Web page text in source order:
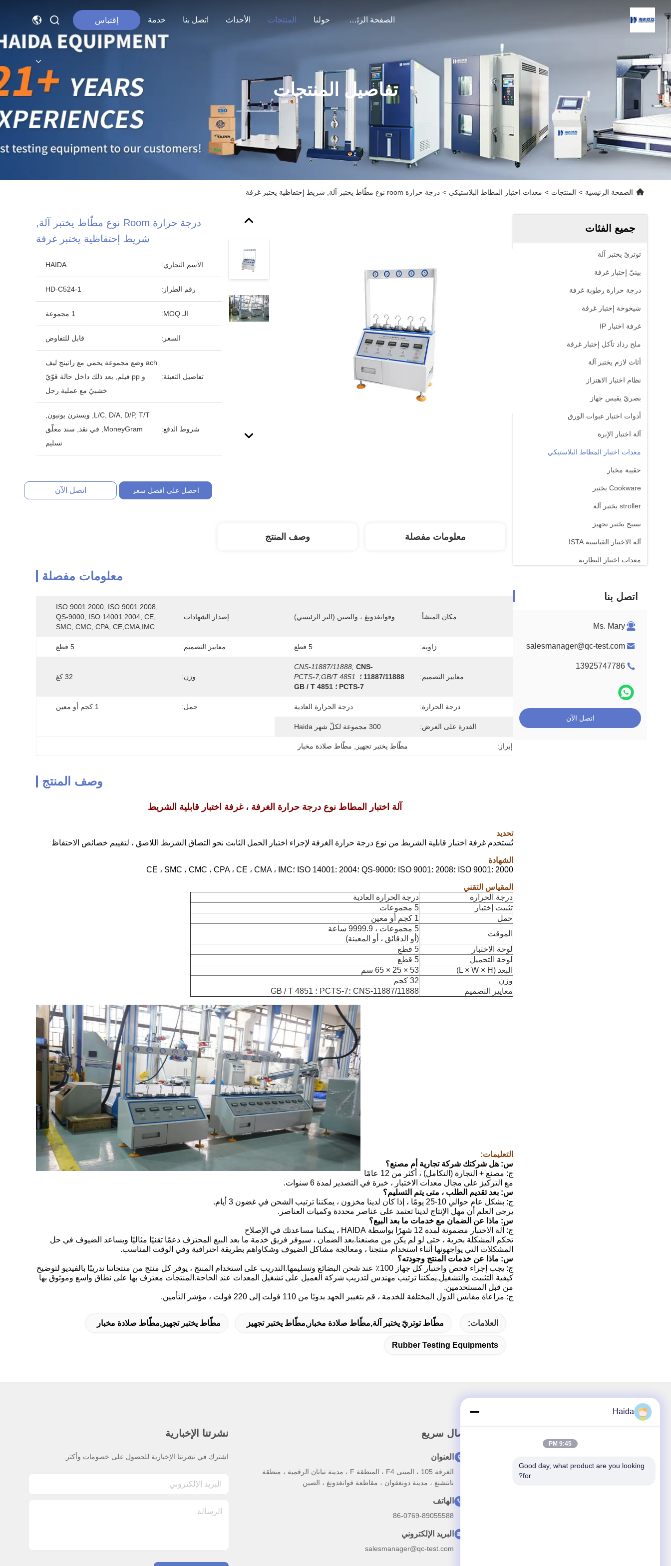
الصفحة الرئيسية حولنا المنتجات الأحداث اتصل بنا خدمة إقتباس
تفاصيل المنتجات
الصفحة الرئيسية > المنتجات > معدات اختبار المطاط البلاستيكي > درجة حرارة room نوع مطّاط يختبر آلة, شريط إحتفاظية يختبر غرفة
جميع الفئات
توتريّ يختبر آلة
بيئيّ إختبار غرفة
درجة حرارة رطوبة غرفة
شيخوخة إختبار غرفة
غرفة اختبار IP
ملح رذاذ تآكل إختبار غرفة
أثاث لازم يختبر آلة
نظام اختبار الاهتزاز
بصريّ يقيس جهاز
أدوات اختبار عبوات الورق
آلة اختبار الإبرة
معدات اختبار المطاط البلاستيكي
حقيبة مخبار
Cookware يختبر
stroller يختبر آلة
نسيج يختبر تجهيز
آلة الاختبار القياسية ISTA
معدات اختبار البطارية
معدات اختبار قابلية الإشتعال
اتصل بنا
Ms. Mary
salesmanager@qc-test.com
13925747786
اتصل الآن
درجة حرارة Room نوع مطّاط يختبر آلة,
شريط إحتفاظية يختبر غرفة
الاسم التجاري: HAIDA
رقم الطراز: HD-C524-1
الـ MOQ: 1 مجموعة
السعر: قابل للتفاوض
تفاصيل التعبئة:
ach وضع مجموعة يحمي مع راتينج ليف
و pp فيلم, بعد ذلك داخل حالة قوّيّ
خشبيّ مع عملية رجل
شروط الدفع:
L/C, D/A, D/P, T/T, ويسترن يونيون,
MoneyGram, في نقد, سند معلّق
تسليم
احصل على أفضل سعر اتصل الآن
معلومات مفصلة وصف المنتج
معلومات مفصلة
مكان المنشأ: وقوانغدونغ ، والصين (البر الرئيسي) إصدار الشهادات:
ISO 9001:2000; ISO 9001:2008;
QS-9000; ISO 14001:2004; CE,
SMC, CMC, CPA, CE,CMA,IMC
زاوية: 5 قطع معايير التصميم: 5 قطع
معايير التصميم:
CNS-11887/11888; CNS-
11887/11888 ؛
PCTS-7;GB/T 4851
PCTS-7 ؛ GB / T 4851
وزن: 32 كغ
درجة الحرارة: درجة الحرارة العادية حمل: 1 كجم أو معين
القدرة على العرض: 300 مجموعة لكلّ شهر Haida
إبراز: مطّاط يختبر تجهيز مطّاط صلادة مخبار
وصف المنتج
آلة اختبار المطاط نوع درجة حرارة الغرفة ، غرفة اختبار قابلية الشريط
تحديد
تُستخدم غرفة اختبار قابلية الشريط من نوع درجة حرارة الغرفة لإجراء اختبار الحمل الثابت نحو التصاق الشريط اللاصق ، لتقييم خصائص الاحتفاظ
الشهادة
ISO 9001: 2000 ؛ISO 9001: 2008 ؛QS-9000 ؛ISO 14001: 2004 ؛CE ، SMC ، CMC ، CPA ، CE ، CMA ، IMC
المقياس التقني
درجة الحرارة
درجة الحرارة العادية
تثبيت إختبار
5 مجموعات
حمل
1 كجم أو معين
الموقت
5 مجموعات ، 9999.9 ساعة
(أو الدقائق ، أو المعينة)
لوحة الاختبار
5 قطع
لوحة التحميل
5 قطع
البعد (L × W × H)
53 × 25 × 65 سم
وزن
32 كجم
معايير التصميم
CNS-11887/11888 ؛PCTS-7 ؛ GB / T 4851
التعليمات:
س: هل شركتك شركة تجارية أم مصنع؟
ج: مصنع + التجارة (التكامل) ، أكثر من 12 عامًا
مع التركيز على مجال معدات الاختبار ، خبرة في التصدير لمدة 6 سنوات.
س: بعد تقديم الطلب ، متى يتم التسليم؟
ج: بشكل عام حوالي 10-25 يومًا ، إذا كان لدينا مخزون ، يمكننا ترتيب الشحن في غضون 3 أيام.
يرجى العلم أن مهل الإنتاج لدينا تعتمد على عناصر محددة وكميات العناصر.
س: ماذا عن الضمان مع خدمات ما بعد البيع؟
ج: آلة الاختبار مضمونة لمدة 12 شهرًا بواسطة HAIDA ، يمكننا مساعدتك في الإصلاح
تحكم المشكلة بحرية ، حتى لو لم يكن من مصنعنا.بعد الضمان ، سيوفر فريق خدمة ما بعد البيع المحترف دعمًا تقنيًا مثاليًا ويساعد الضيوف في حل
المشكلات التي يواجهونها أثناء استخدام منتجنا ، ومعالجة مشاكل الضيوف وشكاواهم بطريقة احترافية وفي الوقت المناسب.
س: ماذا عن خدمات المنتج وجودته؟
ج: يجب إجراء فحص واختبار كل جهاز 100٪ عند شحن البضائع وتسليمها.التدريب على استخدام المنتج ، يوفر كل منتج من منتجاتنا تدريبًا بالفيديو لتوضيح
كيفية التثبيت والتشغيل.يمكننا ترتيب مهندس لتدريب شركة العميل على تشغيل المعدات عند الحاجة.المنتجات معترف بها على نطاق واسع وموثوق بها
من قبل المستخدمين.
ج: مراعاة مقابس الدول المختلفة للخدمة ، قم بتغيير الجهد يدويًا من 110 فولت إلى 220 فولت ، مؤشر التأمين.
العلامات: مطّاط توتريّ يختبر آلة,مطّاط صلادة مخبار,مطّاط يختبر تجهيز مطّاط يختبر تجهيز,مطّاط صلادة مخبار
Rubber Testing Equipments
اتصال سريع
العنوان
الغرفة 105 ، المبنى F4 ، المنطقة F ، مدينة تيانان الرقمية ، منطقة
نانتشنغ ، مدينة دونغقوان ، مقاطعة قوانغدونغ ، الصين
الهاتف
86-0769-89055588
البريد الإلكتروني
salesmanager@qc-test.com
نشرتنا الإخبارية
اشترك في نشرتنا الإخبارية للحصول على خصومات وأكثر.
Haida
9:45 PM
Good day, what product are you looking
for?